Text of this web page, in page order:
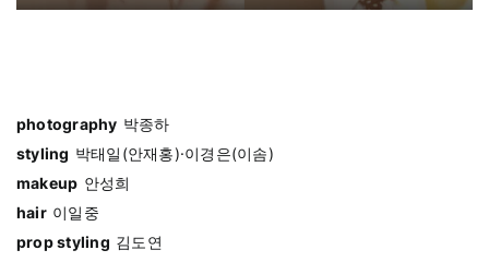
photography 박종하
styling 박태일(안재홍)·이경은(이솜)
makeup 안성희
hair 이일중
prop styling 김도연